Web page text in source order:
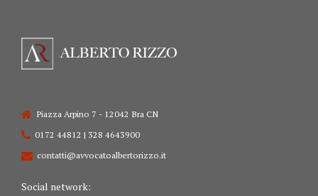
Piazza Arpino 7 - 12042 Bra CN
0172 44812 | 328 4643900
contatti@avvocatoalbertorizzo.it
Social network: